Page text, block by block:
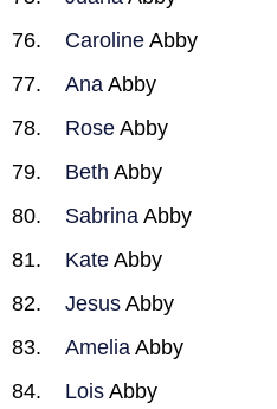
Caroline Abby
Ana Abby
Rose Abby
Beth Abby
Sabrina Abby
Kate Abby
Jesus Abby
Amelia Abby
Lois Abby